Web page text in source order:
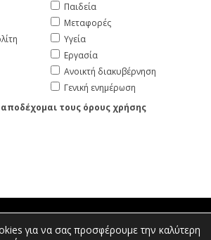
Παιδεία
Μεταφορές
Υγεία
Εργασία
Ανοικτή διακυβέρνηση
Γενική ενημέρωση
τους όρους χρήσης
1, Διοικητήριο Φλώρινας |
για να σας προσφέρουμε την καλύτερη